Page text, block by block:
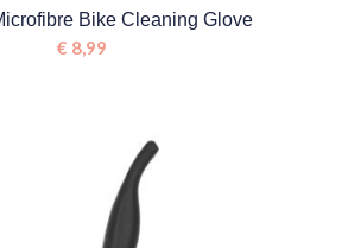
Bike Cleaning Glove
€ 8,99